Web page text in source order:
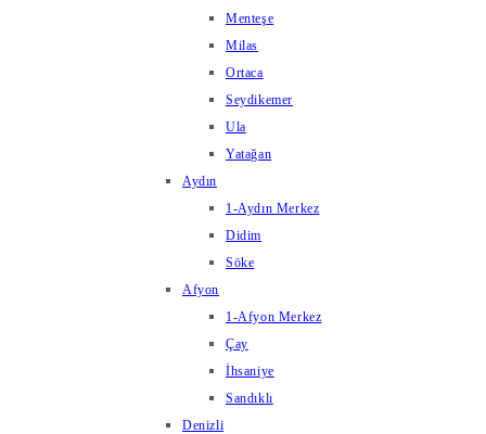
Menteşe
Milas
Ortaca
Seydikemer
Ula
Yatağan
Aydın
1-Aydın Merkez
Didim
Söke
Afyon
1-Afyon Merkez
Çay
İhsaniye
Sandıklı
Denizli